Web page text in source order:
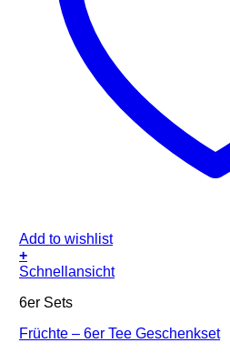
Add to wishlist
+
Schnellansicht
6er Sets
Früchte – 6er Tee Geschenkset